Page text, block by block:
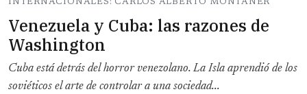
INTERNACIONALES: CARLOS ALBERTO MONTANER
Venezuela y Cuba: las razones de
Washington
Cuba está detrás del horror venezolano. La Isla aprendió de los
soviéticos el arte de controlar a una sociedad...